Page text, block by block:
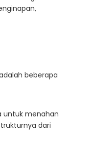
beberapa
untuk menahan
dari